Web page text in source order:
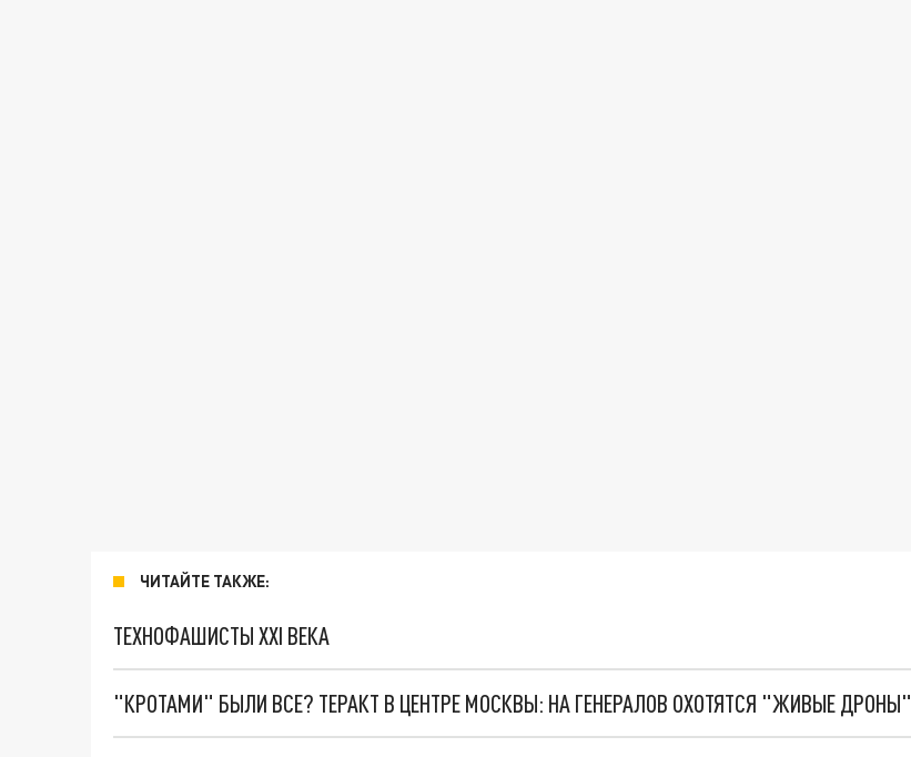
ЧИТАЙТЕ ТАКЖЕ:
ТЕХНОФАШИСТЫ XXI ВЕКА
"КРОТАМИ" БЫЛИ ВСЕ? ТЕРАКТ В ЦЕНТРЕ МОСКВЫ: НА ГЕНЕРАЛОВ ОХОТЯТСЯ "ЖИВЫЕ ДРОНЫ"